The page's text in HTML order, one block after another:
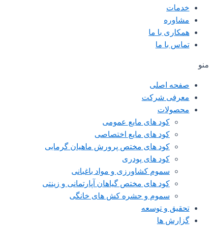
خدمات
مشاوره
همکاری با ما
تماس با ما
منو
صفحه اصلی
معرفی شرکت
محصولات
کود های مایع عمومی
کود های مایع اختصاصی
کود های مختص پرورش ماهیان گرمابی
کود های پودری
سموم کشاورزی و مواد باغبانی
کود های مختص گیاهان آپارتمانی و زینتی
سموم و حشره کش های خانگی
تحقیق و توسعه
گزارش ها